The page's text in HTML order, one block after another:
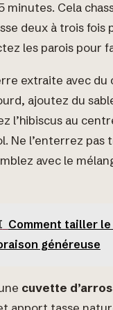
minutes. Cela
deux à trois fois
les parois pour
extraite avec
ajoutez du
l’hibiscus au
Ne l’enterrez
avec le
Comment tailler
généreuse
cuvette